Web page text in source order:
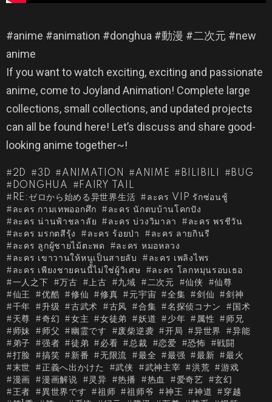
#anime #animation #donghua #動漫 #二次元 #new
anime
If you want to watch exciting, exciting and passionate
anime, come to Joyland Animation! Complete large
collections, small collections, and updated projects
can all be found here! Let’s discuss and share good-
looking anime together~!
2D 3D ANIMATION ANIME BILIBILI
BUG
DONGHUA
FAIRY TAIL
RE:ゼロから始める异世界生活
ละคร VIP รักซ่อนชู้
ละคร กามเทพออกศึก
ละคร นักตบบ้านโคกปัง
ละคร น่านฟ้าชลาลัย
ละคร บ่วงวิมาลา
ละคร พรชีวัน
ละคร มรกตสีรุ้ง
ละคร ร้อยป่า
ละคร ลายกินรี
ละคร ลูกผู้ชายไม้ตะพด
ละคร หมอหลวง
ละคร เขาวานให้หนูเป็นสายลับ
ละคร เพลิงไพร
ละคร เพียงชายคนนี้ไม่ใช่ผู้วิเศษ
ละคร โลกหมุนรอบเธอ
一人之下
万古 上古 九域 二次元 仙侠
仙尊
仙王
优酷 修仙 修真 元宇宙 全集 剑仙
剑神
千年
升级 古武术 古风 合集 名探侦コナン
国术
天尊
奇幻 女主 女徒弟 妖道 少年 属性
师兄
师妹
师父 幽霊です 废柴逆袭 开局 异世界
异能
弟子
强者 徒弟 必看 总裁 恋爱 恐怖
戦闘
打脸
搞笑 新番 无限流 最全 最强 最新
最火
末世
正義へ出かけた 武侠 武神主宰 洪荒
游戏
漫画
漫画解说 灵异 热播 热血 爱奇艺
玄幻
王者
異世界です 祖师 祖师爷 神王 神道
穿越